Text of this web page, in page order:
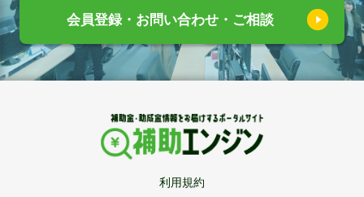
会員登録・お問い合わせ・ご相談
利用規約